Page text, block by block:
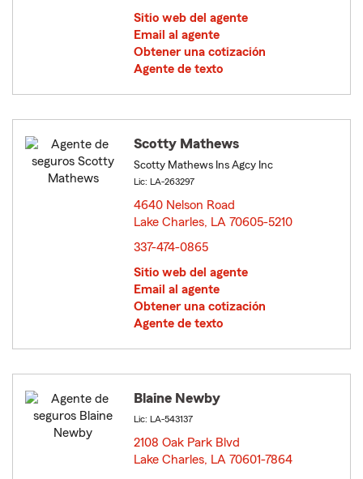
Sitio web del agente
Email al agente
Obtener una cotización
Agente de texto
Scotty Mathews
Scotty Mathews Ins Agcy Inc
Lic: LA-263297
4640 Nelson Road
Lake Charles, LA 70605-5210
337-474-0865
Sitio web del agente
Email al agente
Obtener una cotización
Agente de texto
Blaine Newby
Lic: LA-543137
2108 Oak Park Blvd
Lake Charles, LA 70601-7864